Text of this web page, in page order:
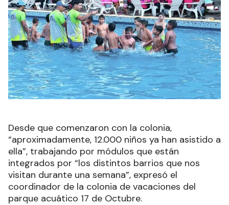
Desde que comenzaron con la colonia,
“aproximadamente, 12.000 niños ya han asistido a
ella”, trabajando por módulos que están
integrados por “los distintos barrios que nos
visitan durante una semana”, expresó el
coordinador de la colonia de vacaciones del
parque acuático 17 de Octubre.